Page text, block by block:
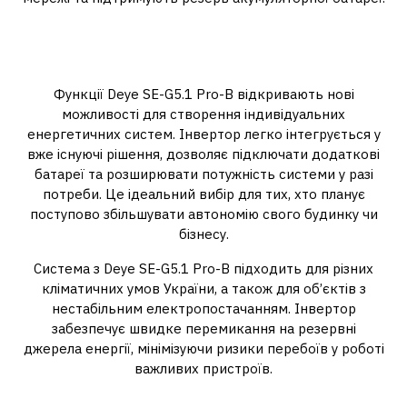
Функції Deye SE-G5.1 Pro-B відкривають нові
можливості для створення індивідуальних
енергетичних систем. Інвертор легко інтегрується у
вже існуючі рішення, дозволяє підключати додаткові
батареї та розширювати потужність системи у разі
потреби. Це ідеальний вибір для тих, хто планує
поступово збільшувати автономію свого будинку чи
бізнесу.
Система з Deye SE-G5.1 Pro-B підходить для різних
кліматичних умов України, а також для об’єктів з
нестабільним електропостачанням. Інвертор
забезпечує швидке перемикання на резервні
джерела енергії, мінімізуючи ризики перебоїв у роботі
важливих пристроїв.